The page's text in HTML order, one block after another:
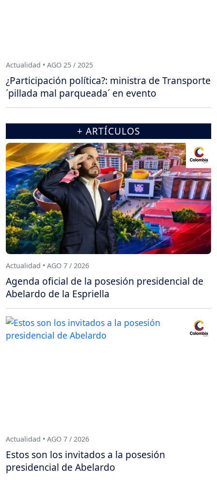
Actualidad • AGO 25 / 2025
¿Participación política?: ministra de Transporte
´pillada mal parqueada´ en evento
+ ARTÍCULOS
Actualidad • AGO 7 / 2026
Agenda oficial de la posesión presidencial de
Abelardo de la Espriella
Actualidad • AGO 7 / 2026
Estos son los invitados a la posesión
presidencial de Abelardo